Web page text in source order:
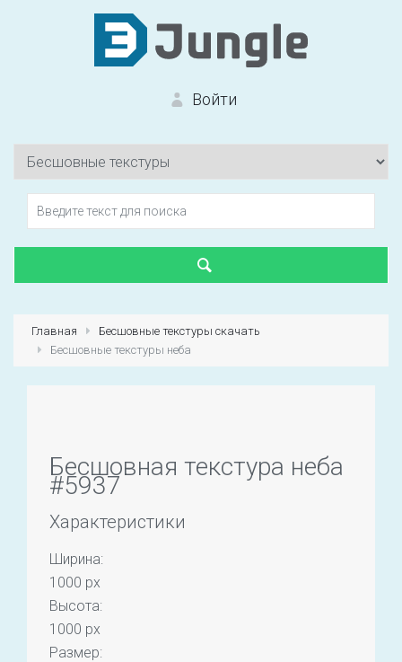
Войти
Вход на сайт
Первый раз?
Главная
Бесшовные текстуры скачать
Бесшовные текстуры неба
Бесшовная текстура неба
#5937
Характеристики
Ширина:
1000 px
Высота:
1000 px
Размер: